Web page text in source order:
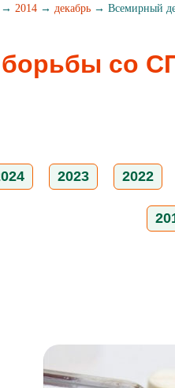
→ 2014 → декабрь → Всемирный
со
2023 2022